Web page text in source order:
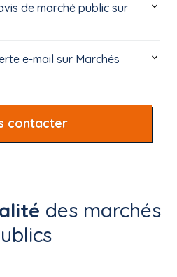
de marché public sur
e-mail sur Marchés
contacter
des marchés